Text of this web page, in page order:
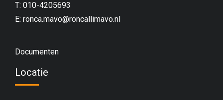
T: 010-4205693
E: ronca.mavo@roncallimavo.nl
Documenten
Locatie